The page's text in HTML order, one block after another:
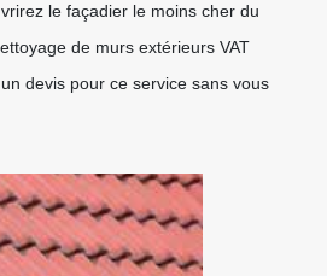
le façadier le moins cher du
de murs extérieurs VAT
devis pour ce service sans vous